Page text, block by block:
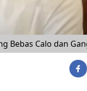
Bebas Calo dan